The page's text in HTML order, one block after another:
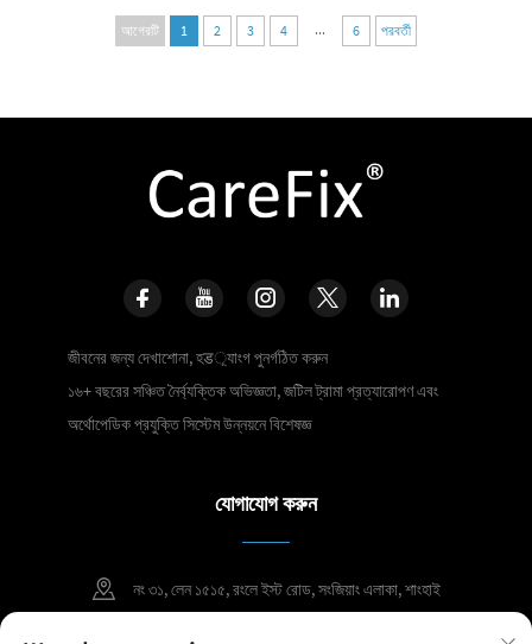
আগেরটি 1 2 3 4 ... 6 পরবর্তী
জীবনের জন্য দেখাশোনা, হड়্যাংগ পুনর্গঠিত করুন
১৬+ বছরের সঞ্চিত নৈর্ব্যক্তিক অভিজ্ঞতা, জটিল ট্রামা প্রত্যারোপণ এবং
অর্থোপেডিক প্রযুক্তি সিস্টেম উন্নয়নে বিশেষজ্ঞ
যোগাযোগ করুন
নং ৩১, লেন ১৫১৫, রংলে ইস্ট রোড, সংজিয়াং এলাকা, শাংহাই